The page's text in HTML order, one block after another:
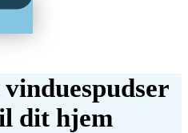
dit hjem